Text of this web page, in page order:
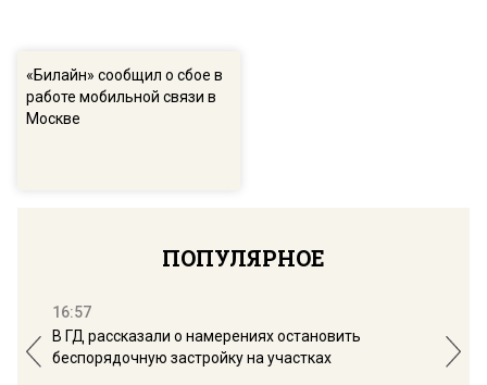
«Билайн» сообщил о сбое в
работе мобильной связи в
Москве
ПОПУЛЯРНОЕ
16:57
В ГД рассказали о намерениях остановить
беспорядочную застройку на участках